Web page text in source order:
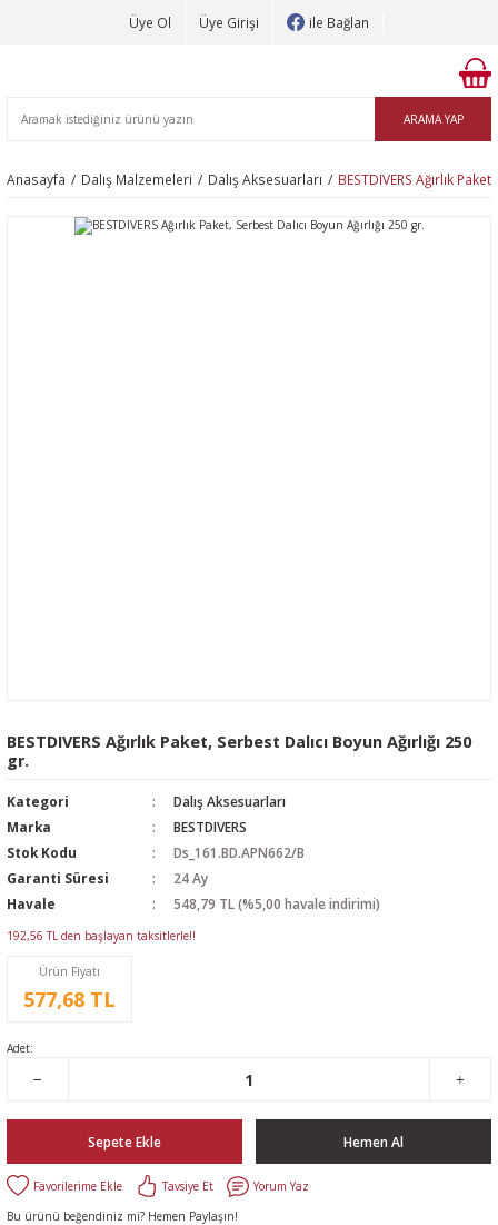
Üye Ol Üye Girişi ile Bağlan
ARAMA YAP
Anasayfa Dalış Malzemeleri Dalış Aksesuarları BESTDIVERS Ağırlık
BESTDIVERS Ağırlık Paket, Serbest Dalıcı Boyun Ağırlığı 250
gr.
Kategori
Dalış Aksesuarları
Marka
BESTDIVERS
Stok Kodu
Ds_161.BD.APN662/B
Garanti Süresi
24 Ay
Havale
548,79 TL (%5,00 havale indirimi)
192,56 TL den başlayan taksitlerle!!
Ürün Fiyatı
577,68 TL
Adet:
Sepete Ekle Hemen Al
Tavsiye Et
Yorum Yaz
Bu ürünü beğendiniz mi? Hemen Paylaşın!